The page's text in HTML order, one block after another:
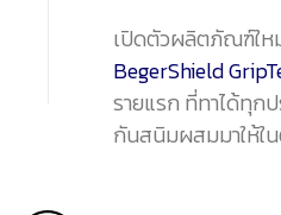
เปิดตัวผลิตภัณฑ์ให
BegerShield
รายแรก ที่ทาได้ทุก
กันสนิมผสมมาให้ใ